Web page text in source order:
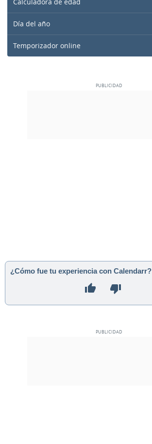
Calculadora de edad
Día del año
Temporizador online
¿Cómo fue tu experiencia con Calendarr?